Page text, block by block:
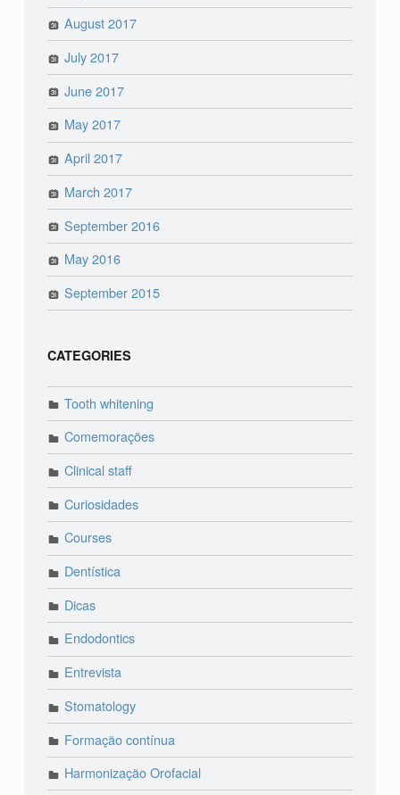
August 2017
July 2017
June 2017
May 2017
April 2017
March 2017
September 2016
May 2016
September 2015
CATEGORIES
Tooth whitening
Comemorações
Clinical staff
Curiosidades
Courses
Dentística
Dicas
Endodontics
Entrevista
Stomatology
Formação contínua
Harmonização Orofacial